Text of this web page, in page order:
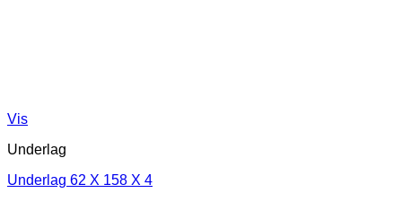
Vis
Underlag
Underlag 62 X 158 X 4